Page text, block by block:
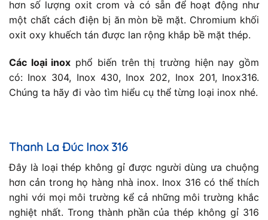
hơn số lượng oxit crom và có sẵn để hoạt động như
một chất cách điện bị ăn mòn bề mặt. Chromium khối
oxit oxy khuếch tán được lan rộng khắp bề mặt thép.
Các loại inox phổ biến trên thị trường hiện nay gồm
có: Inox 304, Inox 430, Inox 202, Inox 201, Inox316.
Chúng ta hãy đi vào tìm hiểu cụ thể từng loại inox nhé.
Thanh La Đúc Inox 316
Đây là loại thép không gỉ được người dùng ưa chuộng
hơn cản trong họ hàng nhà inox. Inox 316 có thể thích
nghi với mọi môi trường kể cả những môi trường khắc
nghiệt nhất. Trong thành phần của thép không gỉ 316